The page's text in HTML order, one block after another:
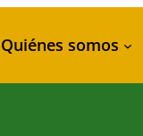
Quiénes somos